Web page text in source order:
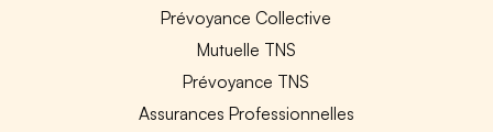
Prévoyance Collective
Mutuelle TNS
Prévoyance TNS
Assurances Professionnelles